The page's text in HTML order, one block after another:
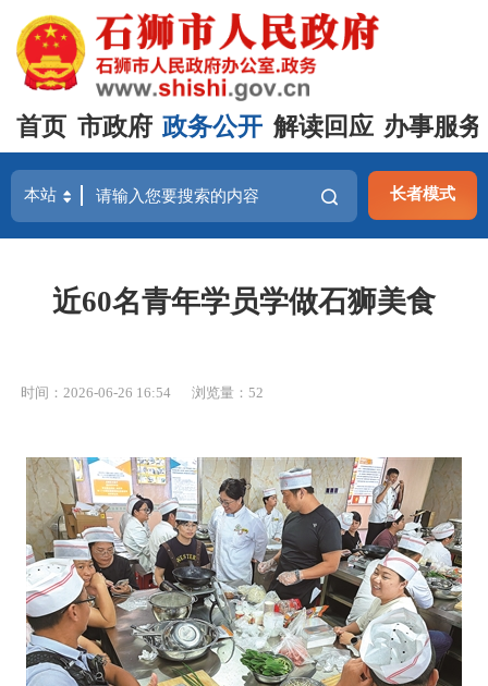
首页 市政府 政务公开 解读回应 办事服务
长者模式
近60名青年学员学做石狮美食
时间：2026-06-26 16:54 浏览量： 52